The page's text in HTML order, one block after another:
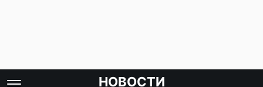
НОВОСТИ